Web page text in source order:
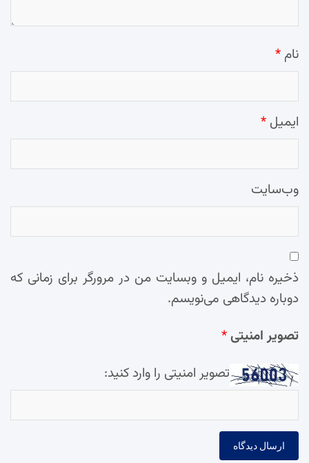
نام *
ایمیل *
وب‌سایت
ذخیره نام، ایمیل و وبسایت من در مرورگر برای زمانی که
دوباره دیدگاهی می‌نویسم.
تصویر امنیتی*
تصویر امنیتی را وارد کنید: